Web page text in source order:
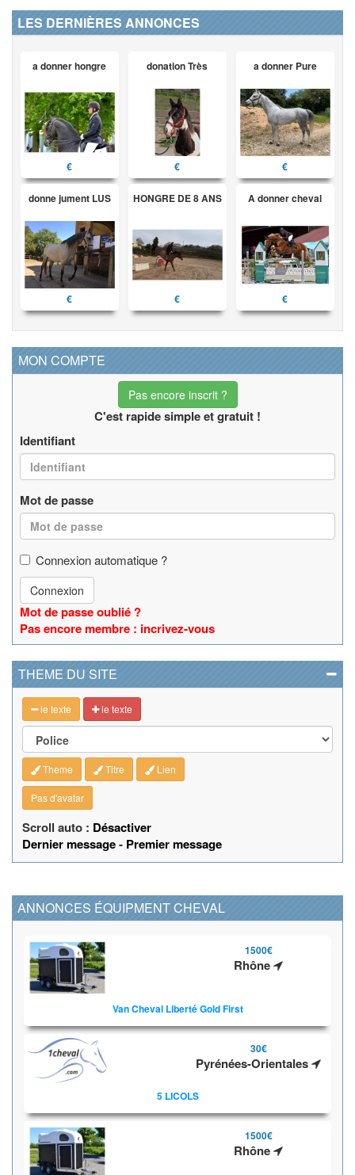
LES DERNIÈRES ANNONCES
a donner hongre
€
donation Très
€
a donner Pure
€
donne jument LUS
€
HONGRE DE 8 ANS
€
A donner cheval
€
MON COMPTE
Pas encore inscrit ?
C'est rapide simple et gratuit !
Identifiant
Mot de passe
Connexion automatique ?
Connexion
Mot de passe oublié ?
Pas encore membre : incrivez-vous
THEME DU SITE
le texte le texte
Theme Titre Lien
Pas d'avatar
Scroll auto : Désactiver
Dernier message- Premier message
ANNONCES ÉQUIPMENT CHEVAL
1500€
Rhône
Van Cheval Liberté Gold First
30€
Pyrénées-Orientales
5 LICOLS
1500€
Rhône